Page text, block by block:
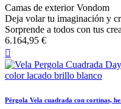
Camas de exterior Vondom
Deja volar tu imaginación y
Sorprende a todos con tus
6.164,95 €

Pérgola Vela cuadrada con cortinas,